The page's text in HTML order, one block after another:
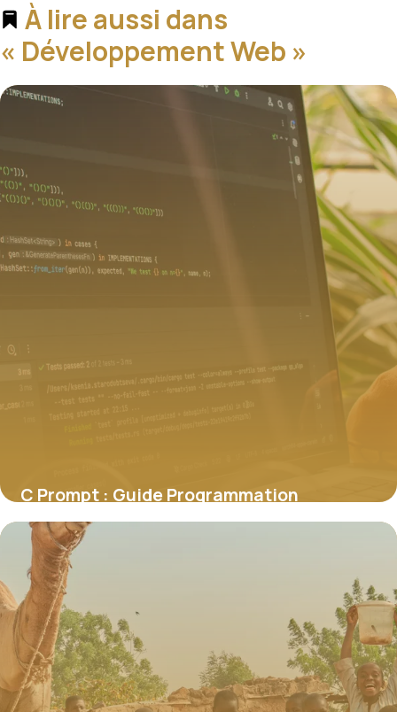
À lire aussi dans
« Développement Web »
C Prompt : Guide Programmation
Débutant 2026
1 juin 2026